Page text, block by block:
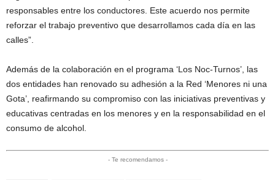
responsables entre los conductores. Este acuerdo nos permite
reforzar el trabajo preventivo que desarrollamos cada día en las
calles”.
Además de la colaboración en el programa ‘Los Noc-Turnos’, las
dos entidades han renovado su adhesión a la Red ‘Menores ni una
Gota’, reafirmando su compromiso con las iniciativas preventivas y
educativas centradas en los menores y en la responsabilidad en el
consumo de alcohol.
- Te recomendamos -